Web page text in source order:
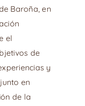
Baroña, en
el
de
y
en
de la